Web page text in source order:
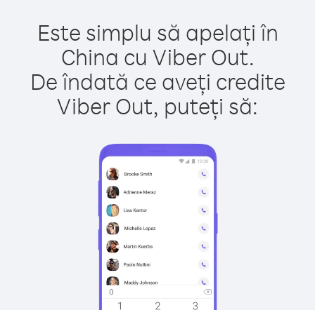
Este simplu să apelați în
China cu Viber Out.
De îndată ce aveți credite
Viber Out, puteți să: